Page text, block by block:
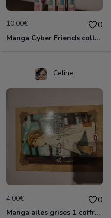
10.00€ 0
Manga Cyber Friends collection complète
Celine
4.00€ 0
Manga ailes grises 1 coffret complet